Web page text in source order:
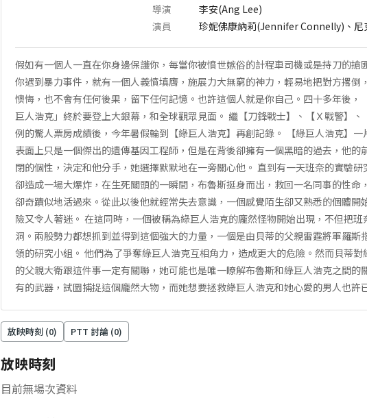
導演
李安(Ang Lee)
演員
珍妮佛康納莉(Jennifer Connelly)、
假如有一個人一直在你身邊保護你，每當你被憤世嫉俗的計程車司機或是持刀的
你遇到暴力事件，就有一個人義憤填膺，施展力大無窮的神力，輕易地把對方撂
懊悔，也不會有任何後果，留下任何記憶。也許這個人就是你自己。四十多年後
巨人浩克」終於要登上大銀幕，和全球觀眾見面。 繼【刀鋒戰士】、【Ｘ戰警】
例的驚人票房成績後，今年暑假輪到【綠巨人浩克】再創記錄。 【綠巨人浩克】
表面上只是一個傑出的遺傳基因工程師，但是在背後卻擁有一個黑暗的過去，他
閉的個性，決定和他分手，她選擇默默地在一旁關心他。 直到有一天班奈的實驗
卻造成一場大爆炸，在生死關頭的一瞬間，布魯斯挺身而出，救回一名同事的性
卻奇蹟似地活過來。從此以後他就經常失去意識，一個感覺陌生卻又熟悉的個體
險又令人著迷。 在這同時，一個被稱為綠巨人浩克的龐然怪物開始出現，不但把
洞。兩股勢力都想抓到並得到這個強大的力量，一個是由貝蒂的父親雷霆將軍羅
領的研究小組。 他們為了爭奪綠巨人浩克互相角力，造成更大的危險。然而貝蒂
的父親大衛跟這件事一定有關聯，她可能也是唯一瞭解布魯斯和綠巨人浩克之間
有的武器，試圖捕捉這個龐然大物，而她想要拯救綠巨人浩克和她心愛的男人也許
放映時刻 (0) PTT 討論 (0)
放映時刻
目前無場次資料